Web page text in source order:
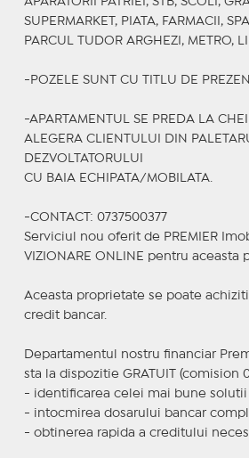
SUPERMARKET, PIATA, FARMACII,
PARCUL TUDOR ARGHEZI, METRO,
-POZELE SUNT CU TITLU DE
-APARTAMENTUL SE PREDA LA
ALEGERA CLIENTULUI DIN
DEZVOLTATORULUI
CU BAIA ECHIPATA/MOBILATA.
-CONTACT: 0737500377
Serviciul nou oferit de PREMIER
VIZIONARE ONLINE pentru aceasta
Aceasta proprietate se poate
credit bancar.
Departamentul nostru financiar
sta la dispozitie GRATUIT (comision
- identificarea celei mai bune solutii
- intocmirea dosarului bancar
- obtinerea rapida a creditului